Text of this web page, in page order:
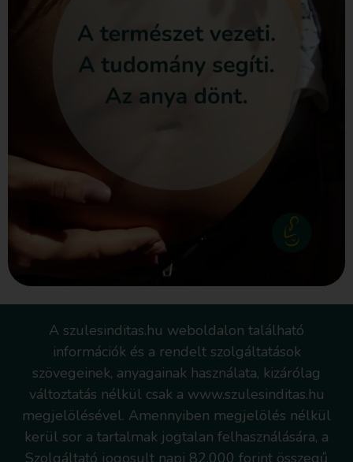
A szulesinditas.hu weboldalon található
információk és a rendelt szolgáltatások
szövegeinek, anyagainak használata, kizárólag
változtatás nélkül csak a www.szulesinditas.hu
megjelölésével. Amennyiben megjelölés nélkül
kerül sor a tartalmak jogtalan felhasználására, a